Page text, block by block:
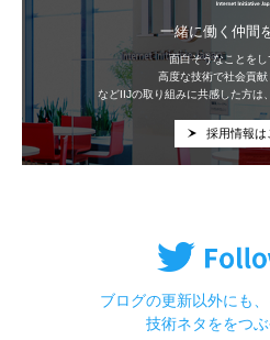
一緒に働く仲間
面白そうなことをし
高度な技術で社会貢献
などIIJの取り組みに共感した方は
採用情報は
ブログの更新以外にも
技術ネタををつぶ